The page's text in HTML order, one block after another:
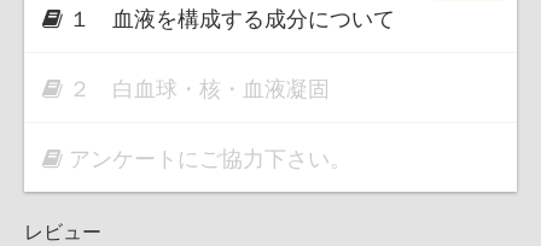
１ 血液を構成する成分について
２ 白血球・核・血液凝固
アンケートにご協力下さい。
レビュー